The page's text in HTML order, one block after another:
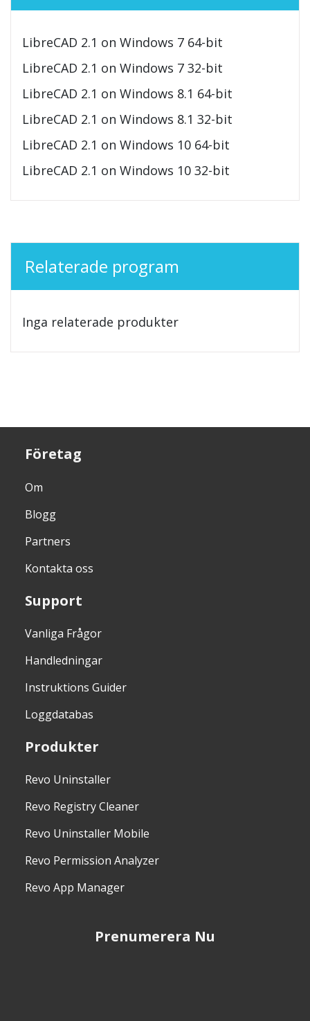
LibreCAD 2.1 on Windows 7 64-bit
LibreCAD 2.1 on Windows 7 32-bit
LibreCAD 2.1 on Windows 8.1 64-bit
LibreCAD 2.1 on Windows 8.1 32-bit
LibreCAD 2.1 on Windows 10 64-bit
LibreCAD 2.1 on Windows 10 32-bit
Relaterade program
Inga relaterade produkter
Företag
Om
Blogg
Partners
Kontakta oss
Support
Vanliga Frågor
Handledningar
Instruktions Guider
Loggdatabas
Produkter
Revo Uninstaller
Revo Registry Cleaner
Revo Uninstaller Mobile
Revo Permission Analyzer
Revo App Manager
Prenumerera Nu